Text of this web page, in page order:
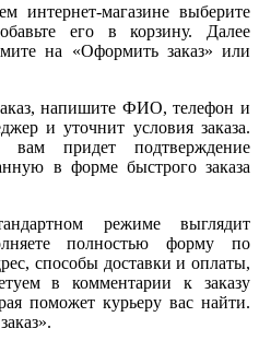
интернет-магазине выберите
его в корзину. Далее
на «Оформить заказ» или
напишите ФИО, телефон и
и уточнит условия заказа.
вам придет подтверждение
в форме быстрого заказа
режиме выглядит
полностью форму по
способы доставки и оплаты,
в комментарии к заказу
поможет курьеру вас найти.